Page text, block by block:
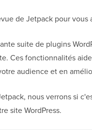
de Jetpack pour
suite de plugins
Ces fonctionnalités
audience et en
nous verrons si
site WordPress.